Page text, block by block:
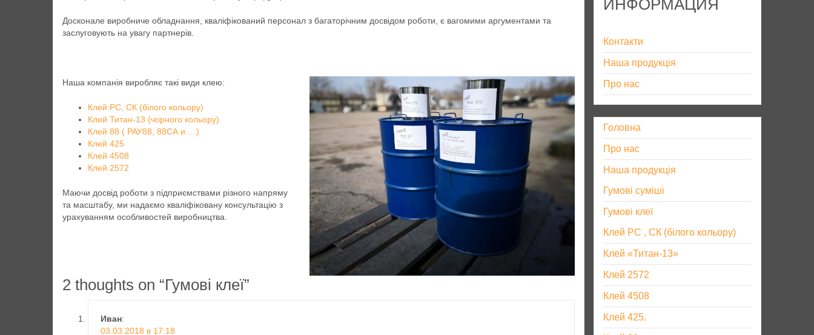
Досконале виробниче обладнання, кваліфікований персонал з багаторічним досвідом роботи, є вагомими аргументами та
заслуговують на увагу партнерів.
Наша компанія виробляє такі види клею:
Клей РС, СК (білого кольору)
Клей Титан-13 (чорного кольору)
Клей 88 ( РАУ88, 88СА и …)
Клей 425
Клей 4508
Клей 2572
Маючи досвід роботи з підприємствами різного напряму
та масштабу, ми надаємо кваліфіковану консультацію з
урахуванням особливостей виробництва.
2 thoughts on “Гумові клеї”
Иван:
03.03.2018 в 17:18
ИНФОРМАЦИЯ
Контакти
Наша продукція
Про нас
Головна
Про нас
Наша продукція
Гумові суміші
Гумові клеї
Клей РС , СК (білого кольору)
Клей «Титан-13»
Клей 2572
Клей 4508
Клей 425.